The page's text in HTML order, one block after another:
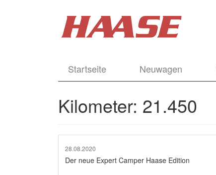
Startseite Neuwagen
Kilometer: 21.450
28.08.2020
Der neue Expert Camper Haase Edition